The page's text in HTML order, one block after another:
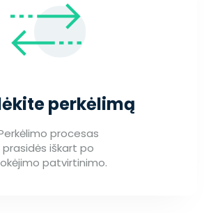
perkėlimą
procesas
prasidės iškart po
patvirtinimo.